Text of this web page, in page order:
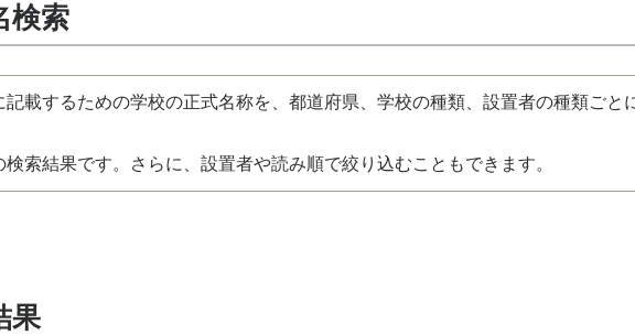
検索
記載するための学校の正式名称を、都道府県、学校の種類、設置者の種類ごと
検索結果です。さらに、設置者や読み順で絞り込むこともできます。
果